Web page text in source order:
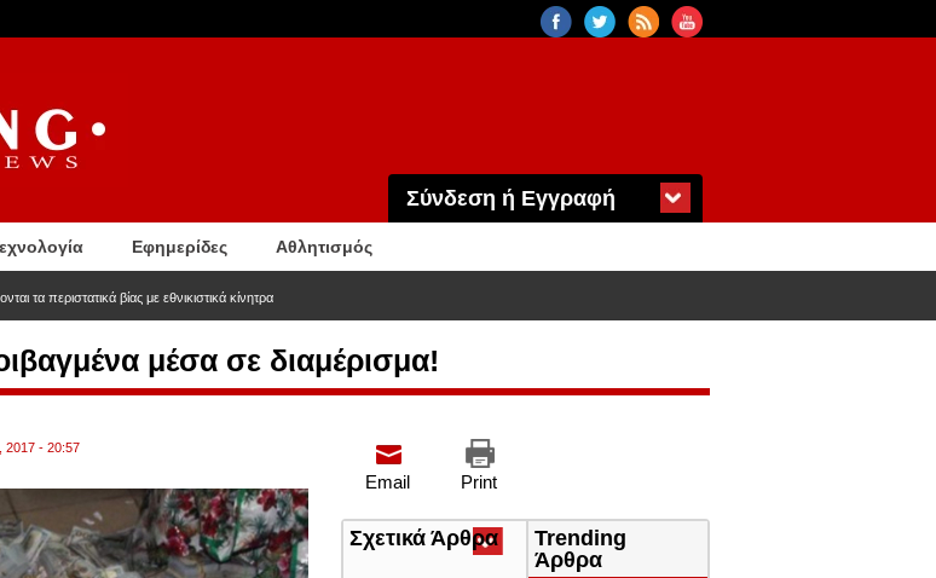
Σύνδεση ή Εγγραφή
Εφημερίδες Αθλητισμός
τα περιστατικά βίας με εθνικιστικά κίνητρα
μέσα σε διαμέρισμα!
2017 - 20:57
Print
Email
Σχετικά Άρθρα (ενεργή
καρτέλα)
Trending
Άρθρα